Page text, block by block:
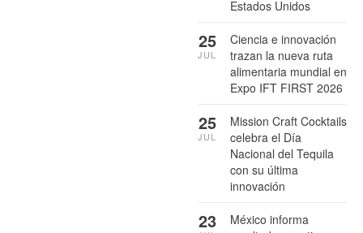
Estados Unidos
Ciencia e innovación
trazan la nueva ruta
alimentaria mundial en
Expo IFT FIRST 2026
25
JUL
Mission Craft Cocktails
celebra el Día
Nacional del Tequila
con su última
innovación
25
JUL
México informa
23